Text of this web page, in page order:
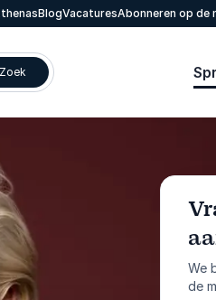
BlogVacaturesAbonneren op de
Zoek
We
de